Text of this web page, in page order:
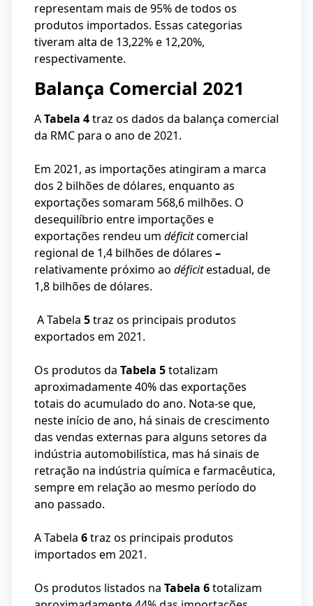
representam mais de 95% de todos os
produtos importados. Essas categorias
tiveram alta de 13,22% e 12,20%,
respectivamente.
Balança Comercial 2021
ATabela 4traz os dados da balança comercial
da RMC para o ano de 2021.
Em 2021, as importações atingiram a marca
dos 2 bilhões de dólares, enquanto as
exportações somaram 568,6 milhões. O
desequilíbrio entre importações e
exportações rendeu um déficitcomercial
regional de 1,4 bilhões de dólares –
relativamente próximo ao déficitestadual, de
1,8 bilhões de dólares.
A Tabela 5traz os principais produtos
exportados em 2021.
Os produtos da Tabela 5totalizam
aproximadamente 40% das exportações
totais do acumulado do ano. Nota-se que,
neste início de ano, há sinais de crescimento
das vendas externas para alguns setores da
indústria automobilística, mas há sinais de
retração na indústria química e farmacêutica,
sempre em relação ao mesmo período do
ano passado.
A Tabela 6traz os principais produtos
importados em 2021.
Os produtos listados na Tabela 6totalizam